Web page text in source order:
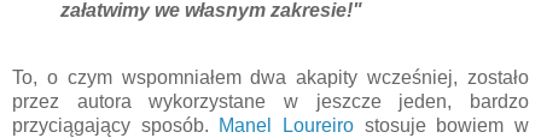
załatwimy we własnym zakresie!"
To, o czym wspomniałem dwa akapity wcześniej, zostało
przez autora wykorzystane w jeszcze jeden, bardzo
przyciągający sposób. Manel Loureiro stosuje bowiem w